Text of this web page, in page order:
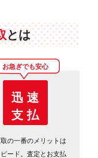
とは
お急ぎでも安心
迅 速
支 払
の一番のメリットは
ード。査定とお支払